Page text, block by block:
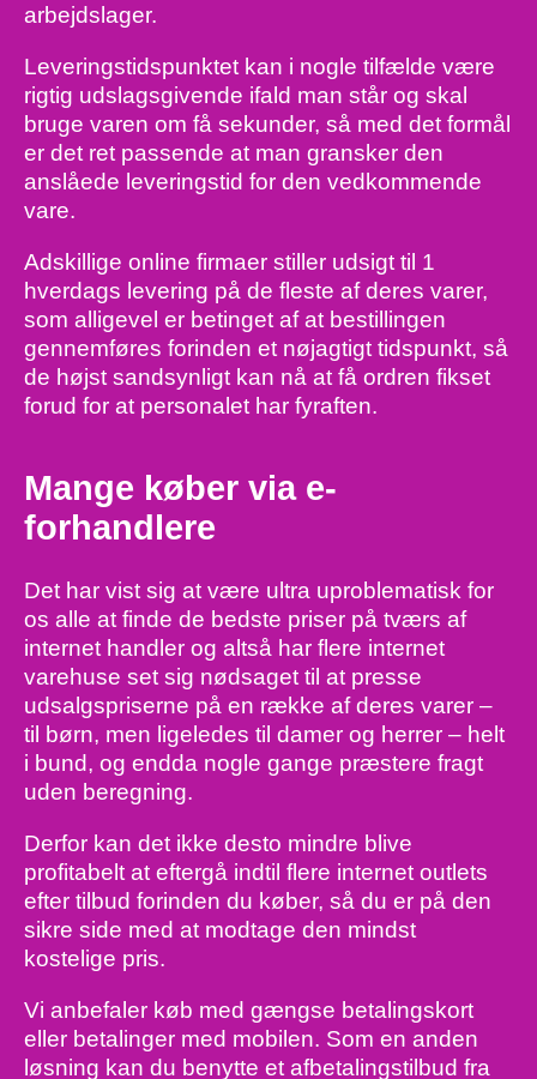
arbejdslager.
Leveringstidspunktet kan i nogle tilfælde være
rigtig udslagsgivende ifald man står og skal
bruge varen om få sekunder, så med det formål
er det ret passende at man gransker den
anslåede leveringstid for den vedkommende
vare.
Adskillige online firmaer stiller udsigt til 1
hverdags levering på de fleste af deres varer,
som alligevel er betinget af at bestillingen
gennemføres forinden et nøjagtigt tidspunkt, så
de højst sandsynligt kan nå at få ordren fikset
forud for at personalet har fyraften.
Mange køber via e-
forhandlere
Det har vist sig at være ultra uproblematisk for
os alle at finde de bedste priser på tværs af
internet handler og altså har flere internet
varehuse set sig nødsaget til at presse
udsalgspriserne på en række af deres varer –
til børn, men ligeledes til damer og herrer – helt
i bund, og endda nogle gange præstere fragt
uden beregning.
Derfor kan det ikke desto mindre blive
profitabelt at eftergå indtil flere internet outlets
efter tilbud forinden du køber, så du er på den
sikre side med at modtage den mindst
kostelige pris.
Vi anbefaler køb med gængse betalingskort
eller betalinger med mobilen. Som en anden
løsning kan du benytte et afbetalingstilbud fra